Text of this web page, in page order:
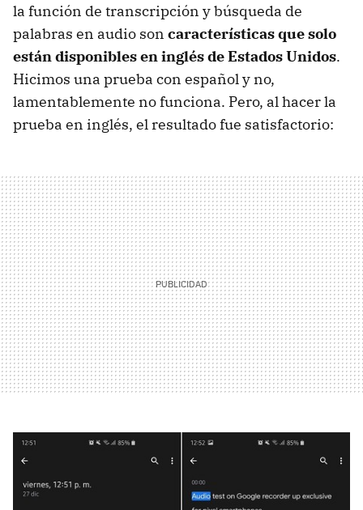
la función de transcripción y búsqueda de
palabras en audio son características que solo
están disponibles en inglés de Estados Unidos.
Hicimos una prueba con español y no,
lamentablemente no funciona. Pero, al hacer la
prueba en inglés, el resultado fue satisfactorio: